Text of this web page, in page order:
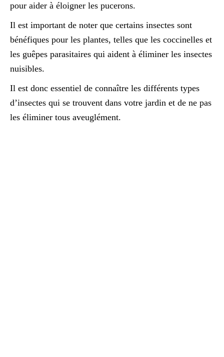
pour aider à éloigner les pucerons.
Il est important de noter que certains insectes sont
bénéfiques pour les plantes, telles que les coccinelles et
les guêpes parasitaires qui aident à éliminer les insectes
nuisibles.
Il est donc essentiel de connaître les différents types
d’insectes qui se trouvent dans votre jardin et de ne pas
les éliminer tous aveuglément.